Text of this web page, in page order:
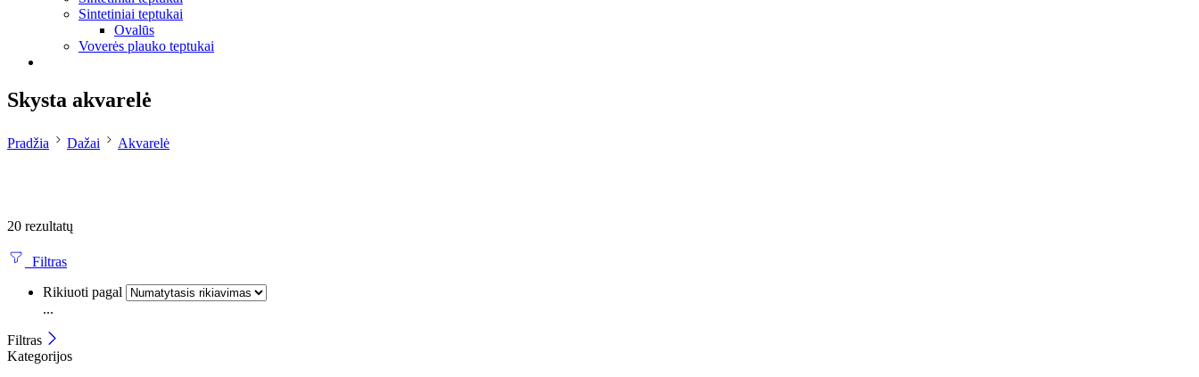
Sintetiniai teptukai
Ovalūs
Voverės plauko teptukai
Skysta akvarelė
Pradžia Dažai Akvarelė
20 rezultatų
Filtras
Rikiuoti pagal
...
Filtras
Kategorijos